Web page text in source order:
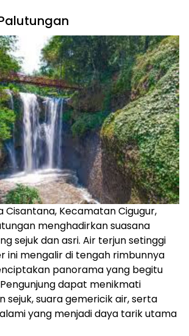
Cisantana, Kecamatan Cigugur,
menghadirkan suasana
sejuk dan asri. Air terjun setinggi
ini mengalir di tengah rimbunnya
panorama yang begitu
dapat menikmati
sejuk, suara gemericik air, serta
yang menjadi daya tarik utama